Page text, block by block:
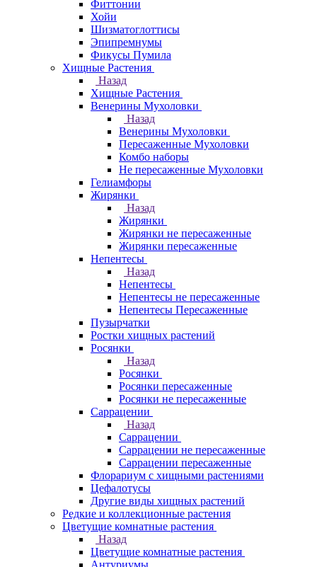
Фиттонии
Хойи
Шизматоглоттисы
Эпипремнумы
Фикусы Пумила
Хищные Растения
Назад
Хищные Растения
Венерины Мухоловки
Назад
Венерины Мухоловки
Пересаженные Мухоловки
Комбо наборы
Не пересаженные Мухоловки
Гелиамфоры
Жирянки
Назад
Жирянки
Жирянки не пересаженные
Жирянки пересаженные
Непентесы
Назад
Непентесы
Непентесы не пересаженные
Непентесы Пересаженные
Пузырчатки
Ростки хищных растений
Росянки
Назад
Росянки
Росянки пересаженные
Росянки не пересаженные
Саррацении
Назад
Саррацении
Саррацении не пересаженные
Саррацении пересаженные
Флорариум с хищными растениями
Цефалотусы
Другие виды хищных растений
Редкие и коллекционные растения
Цветущие комнатные растения
Назад
Цветущие комнатные растения
Антуриумы